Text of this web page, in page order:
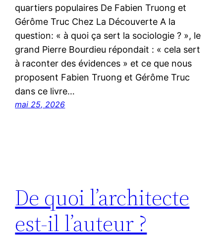
quartiers populaires De Fabien Truong et
Gérôme Truc Chez La Découverte A la
question: « à quoi ça sert la sociologie ? », le
grand Pierre Bourdieu répondait : « cela sert
à raconter des évidences » et ce que nous
proposent Fabien Truong et Gérôme Truc
dans ce livre…
mai 25, 2026
De quoi l’architecte
est-il l’auteur ?